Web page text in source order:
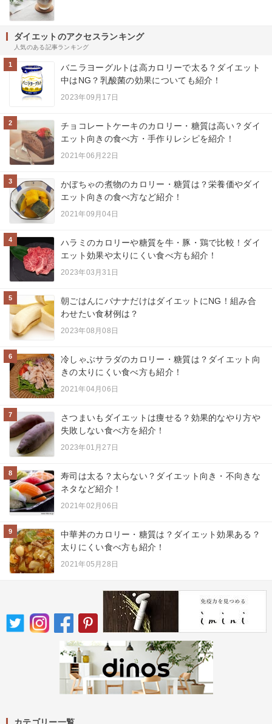
ダイエットのアクセスランキング
人気のある記事ランキング
1
バニラヨーグルトは高カロリーで太る？ダイエット
中はNG？乳酸菌の効果についても紹介！
2023年09月17日
2
チョコレートケーキのカロリー・糖質は高い？ダイ
エット向きの食べ方・手作りレシピを紹介！
2021年06月22日
3
かぼちゃの煮物のカロリー・糖質は？栄養価やダイ
エット向きの食べ方など紹介！
2021年09月04日
4
ハラミのカロリーや糖質を牛・豚・鶏で比較！ダイ
エット効果や太りにくい食べ方も紹介！
2023年03月31日
5
朝ごはんにバナナだけはダイエットにNG！組み合
わせたい食材例は？
2023年08月08日
6
冷しゃぶサラダのカロリー・糖質は？ダイエット向
きの太りにくい食べ方も紹介！
2021年04月06日
7
さつまいもダイエットは痩せる？効果的なやり方や
失敗しない食べ方を紹介！
2023年01月27日
8
寿司は太る？太らない？ダイエット向き・不向きな
ネタなど紹介！
2021年02月06日
9
中華丼のカロリー・糖質は？ダイエット効果ある？
太りにくい食べ方も紹介！
2021年05月28日
カテゴリー一覧